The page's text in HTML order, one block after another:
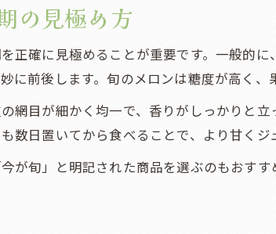
の見極め方
正確に見極めることが重要です。一般的
前後します。旬のメロンは糖度が高く、
網目が細かく均一で、香りがしっかりと
日置いてから食べることで、より甘くジ
が旬」と明記された商品を選ぶのもおす